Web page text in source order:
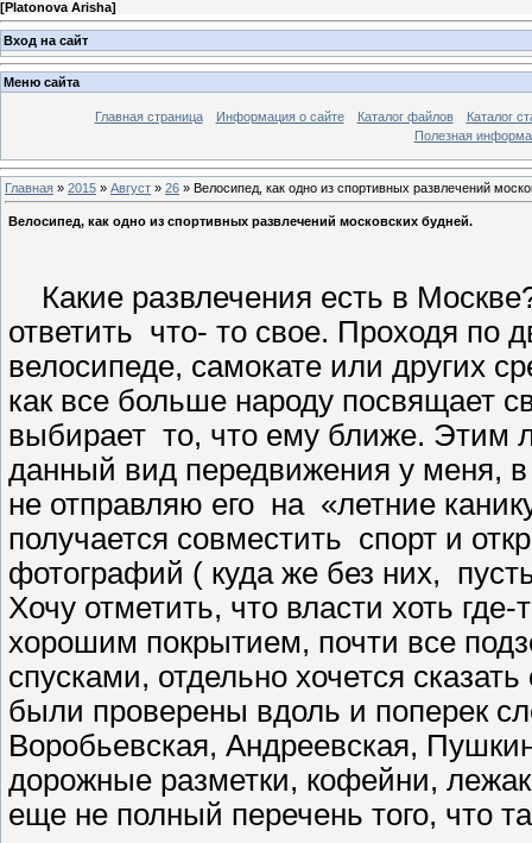
[Platonova Arisha]
Вход на сайт
Меню сайта
Главная страница Информация о сайте Каталог файлов
Каталог
Полезная
Главная » 2015 » Август » 26 » Велосипед, как одно из спортивных развлечений
Велосипед, как одно из спортивных развлечений московских будней.
Какие развлечения есть в
ответить что- то свое. Проходя по
велосипеде, самокате или других
как все больше народу посвящает
выбирает то, что ему ближе. Этим
данный вид передвижения у меня,
не отправляю его на «летние
получается совместить спорт и
фотографий ( куда же без них,
Хочу отметить, что власти хоть
хорошим покрытием, почти все
спусками, отдельно хочется
были проверены вдоль и поперек
Воробьевская, Андреевская,
дорожные разметки, кофейни,
еще не полный перечень того, что